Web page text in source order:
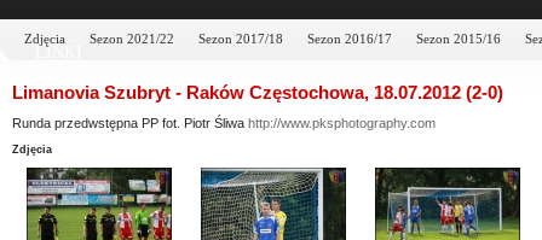
Zdjęcia Sezon 2021/22 Sezon 2017/18 Sezon 2016/17 Sezon 2015/16
LINKI
Limanovia Szubryt - Raków Częstochowa, 18.07.2012 (2-0)
Runda przedwstępna PP fot. Piotr Śliwa http://www.pksphotography.com
Zdjęcia